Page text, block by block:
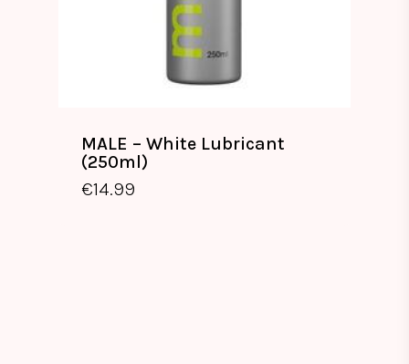
MALE – White Lubricant
(250ml)
€14.99